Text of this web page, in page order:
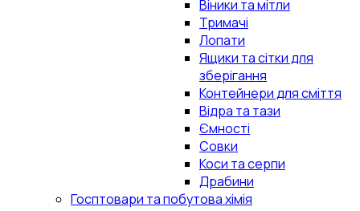
Віники та мітли
Тримачі
Лопати
Ящики та сітки для
зберігання
Контейнери для сміття
Відра та тази
Ємності
Совки
Коси та серпи
Драбини
Госптовари та побутова хімія